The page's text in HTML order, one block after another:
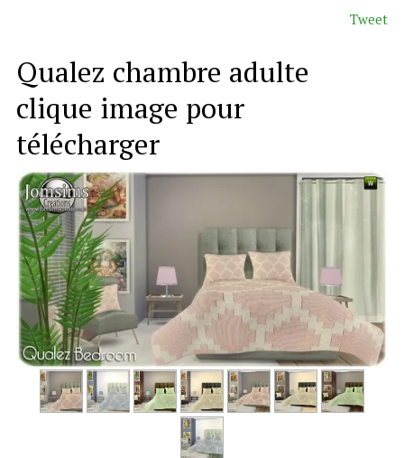
Tweet
Qualez chambre adulte
clique image pour
télécharger